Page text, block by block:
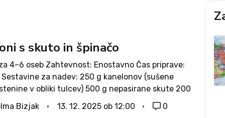
s skuto in špinačo
4–6 oseb Zahtevnost: Enostavno Čas priprave:
za nadev: 250 g kanelonov (sušene
v obliki tulcev) 500 g nepasirane skute 200
sesekljanih listov špinače 1 jajcekrušne
g drobno ribanega parmezana...
Bizjak 13. 12. 2025 ob 12:00 0